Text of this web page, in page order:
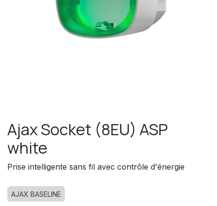
Ajax Socket (8EU) ASP
white
Prise intelligente sans fil avec contrôle d'énergie
AJAX BASELINE